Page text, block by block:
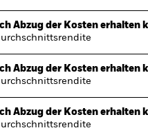
Abzug der Kosten erhalten
Abzug der Kosten erhalten
Abzug der Kosten erhalten